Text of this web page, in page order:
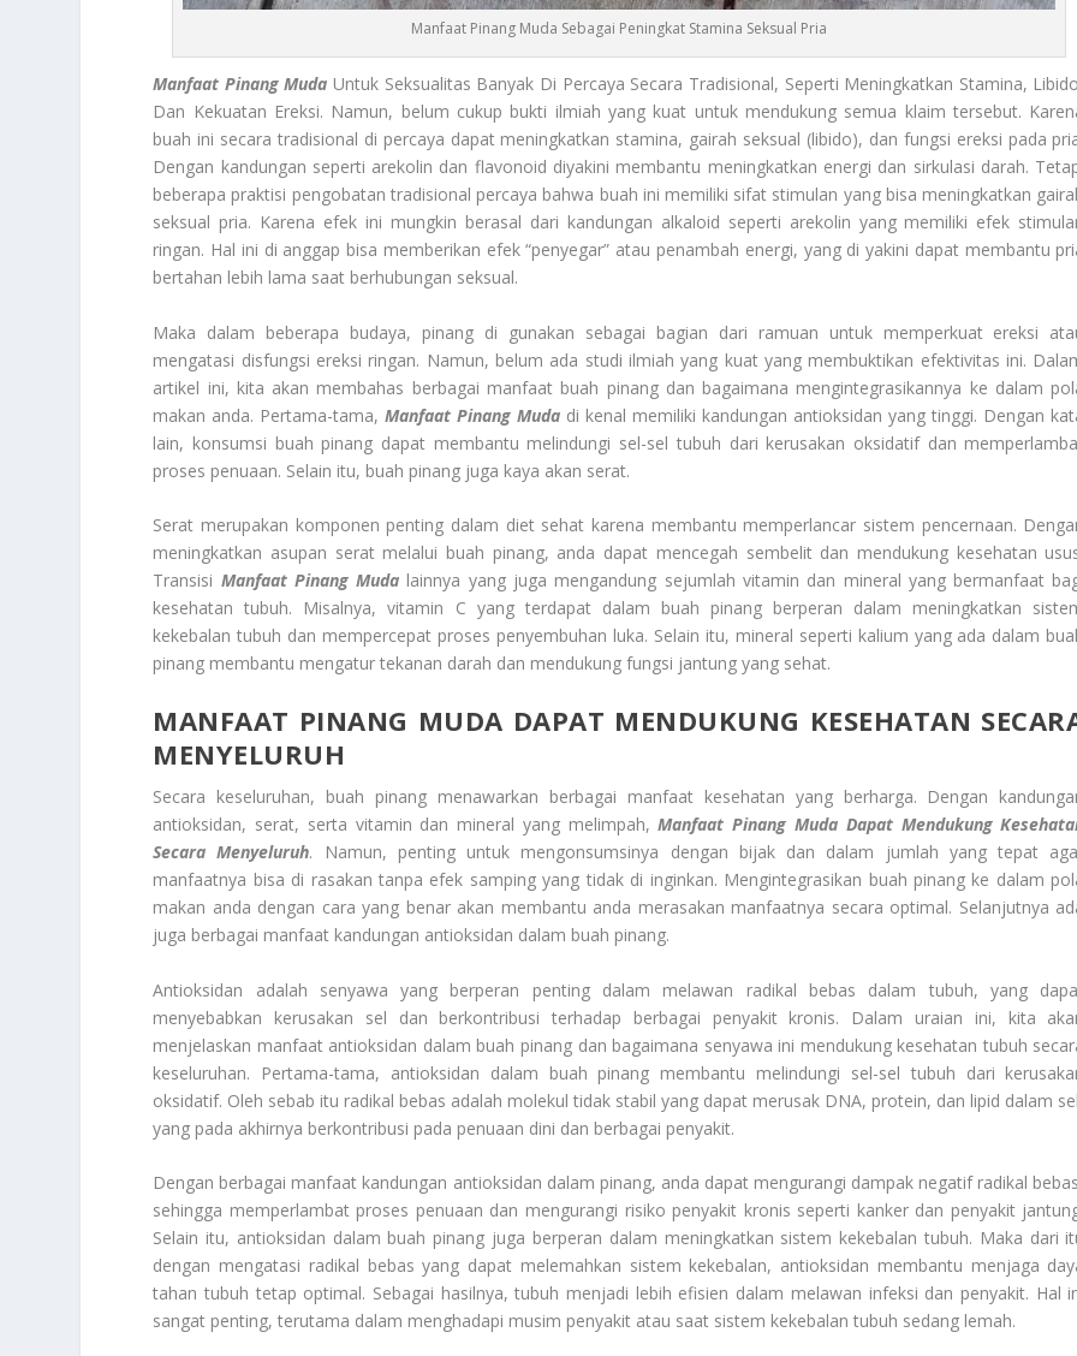
Manfaat Pinang Muda Sebagai Peningkat Stamina Seksual Pria
Manfaat Pinang Muda Untuk Seksualitas Banyak Di Percaya Secara Tradisional, Seperti Meningkatkan Stamina,
Dan Kekuatan Ereksi. Namun, belum cukup bukti ilmiah yang kuat untuk mendukung semua klaim tersebut.
buah ini secara tradisional di percaya dapat meningkatkan stamina, gairah seksual (libido), dan fungsi ereksi pada
Dengan kandungan seperti arekolin dan flavonoid diyakini membantu meningkatkan energi dan sirkulasi darah.
beberapa praktisi pengobatan tradisional percaya bahwa buah ini memiliki sifat stimulan yang bisa meningkatkan
seksual pria. Karena efek ini mungkin berasal dari kandungan alkaloid seperti arekolin yang memiliki efek
ringan. Hal ini di anggap bisa memberikan efek “penyegar” atau penambah energi, yang di yakini dapat membantu
bertahan lebih lama saat berhubungan seksual.
Maka dalam beberapa budaya, pinang di gunakan sebagai bagian dari ramuan untuk memperkuat ereksi
mengatasi disfungsi ereksi ringan. Namun, belum ada studi ilmiah yang kuat yang membuktikan efektivitas ini.
artikel ini, kita akan membahas berbagai manfaat buah pinang dan bagaimana mengintegrasikannya ke dalam
makan anda. Pertama-tama,Manfaat Pinang Muda di kenal memiliki kandungan antioksidan yang tinggi. Dengan
lain, konsumsi buah pinang dapat membantu melindungi sel-sel tubuh dari kerusakan oksidatif dan
proses penuaan. Selain itu, buah pinang juga kaya akan serat.
Serat merupakan komponen penting dalam diet sehat karena membantu memperlancar sistem pencernaan.
meningkatkan asupan serat melalui buah pinang, anda dapat mencegah sembelit dan mendukung kesehatan
Transisi Manfaat Pinang Muda lainnya yang juga mengandung sejumlah vitamin dan mineral yang bermanfaat
kesehatan tubuh. Misalnya, vitamin C yang terdapat dalam buah pinang berperan dalam meningkatkan
kekebalan tubuh dan mempercepat proses penyembuhan luka. Selain itu, mineral seperti kalium yang ada dalam
pinang membantu mengatur tekanan darah dan mendukung fungsi jantung yang sehat.
MANFAAT PINANG MUDA DAPAT MENDUKUNG KESEHATAN
MENYELURUH
Secara keseluruhan, buah pinang menawarkan berbagai manfaat kesehatan yang berharga. Dengan
antioksidan, serat, serta vitamin dan mineral yang melimpah,Manfaat Pinang Muda Dapat Mendukung
Secara Menyeluruh. Namun, penting untuk mengonsumsinya dengan bijak dan dalam jumlah yang tepat
manfaatnya bisa di rasakan tanpa efek samping yang tidak di inginkan. Mengintegrasikan buah pinang ke dalam
makan anda dengan cara yang benar akan membantu anda merasakan manfaatnya secara optimal. Selanjutnya
juga berbagai manfaat kandungan antioksidan dalam buah pinang.
Antioksidan adalah senyawa yang berperan penting dalam melawan radikal bebas dalam tubuh, yang
menyebabkan kerusakan sel dan berkontribusi terhadap berbagai penyakit kronis. Dalam uraian ini, kita
menjelaskan manfaat antioksidan dalam buah pinang dan bagaimana senyawa ini mendukung kesehatan tubuh
keseluruhan. Pertama-tama, antioksidan dalam buah pinang membantu melindungi sel-sel tubuh dari
oksidatif. Oleh sebab itu radikal bebas adalah molekul tidak stabil yang dapat merusak DNA, protein, dan lipid dalam
yang pada akhirnya berkontribusi pada penuaan dini dan berbagai penyakit.
Dengan berbagai manfaat kandungan antioksidan dalam pinang, anda dapat mengurangi dampak negatif radikal
sehingga memperlambat proses penuaan dan mengurangi risiko penyakit kronis seperti kanker dan penyakit
Selain itu, antioksidan dalam buah pinang juga berperan dalam meningkatkan sistem kekebalan tubuh. Maka dari
dengan mengatasi radikal bebas yang dapat melemahkan sistem kekebalan, antioksidan membantu menjaga
tahan tubuh tetap optimal. Sebagai hasilnya, tubuh menjadi lebih efisien dalam melawan infeksi dan penyakit. Hal
sangat penting, terutama dalam menghadapi musim penyakit atau saat sistem kekebalan tubuh sedang lemah.